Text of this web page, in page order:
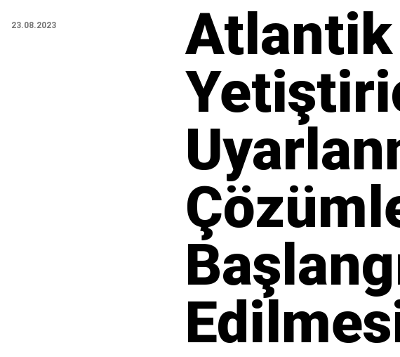
23.08.2023
Atlantik